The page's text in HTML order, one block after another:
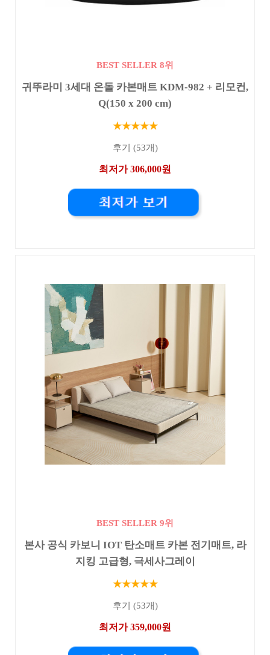
BEST SELLER 8위
귀뚜라미 3세대 온돌 카본매트 KDM-982 + 리모컨,
Q(150 x 200 cm)
★★★★★
후기 (53개)
최저가 306,000원
BEST SELLER 9위
본사 공식 카보니 IOT 탄소매트 카본 전기매트, 라
지킹 고급형, 극세사그레이
★★★★★
후기 (53개)
최저가 359,000원